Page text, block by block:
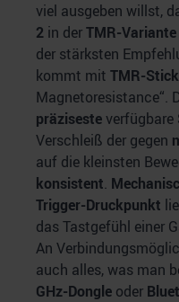
viel ausgeben willst,
2 in derTMR-Variante
der stärksten
kommt mit TMR-
Magnetoresistance“.
präzisesteverfügbare
Verschleiß der gegen
auf die kleinsten
konsistent.
Trigger-Druckpunkt
das Tastgefühl einer
An
auch alles, was man
GHz-Dongle oder